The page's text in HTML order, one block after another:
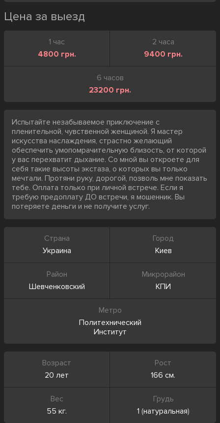
Цена за выезд
1 час
4800 грн.
2 часа
9400 грн.
6 часов
23200 грн.
Испытайте незабываемое приключение с
пленительной, чувственной женщиной. Я мастер
искусства наслаждения, страстно желающий
обеспечить умопомрачительную близость, от которой
у вас перехватит дыхание. Со мной вы откроете для
себя такие высоты экстаза, о которых вы только
мечтали. Протяни руку, дорогой, позволь мне показать
тебе. Оплата только при личной встрече. Если я
требую предоплату ДО встречи, я мошенник. Вы
потеряете деньги и не получите услуг.
Страна
Украина
Город
Киев
Район
Шевченковский
Микрорайон
КПИ
Метро
Политехнический
Институт
Возраст
20 лет
Рост
166 см.
Вес
55 кг.
Грудь
1 (натуральная)